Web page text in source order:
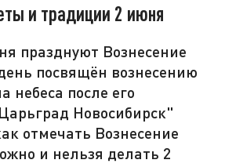
и традиции 2 июня
празднуют Вознесение
посвящён вознесению
небеса после его
Новосибирск"
отмечать Вознесение
и нельзя делать 2